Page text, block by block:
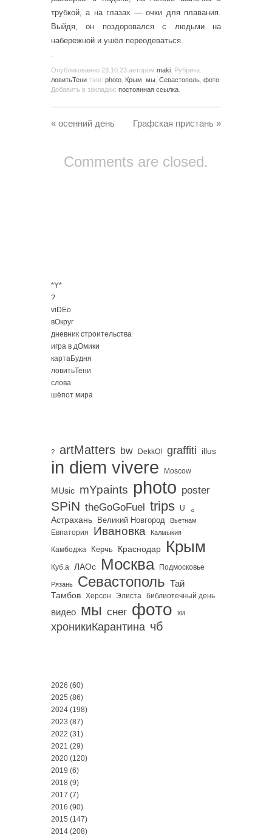
трубкой, а на глазах — очки для плавания.
Выйдя, он поздоровался с людьми на
набережной и ушёл переодеваться.
Опубликованно 23.10.23 автором maki . Рубрика:
ловитьТени тэги: photo Крым мы Севастополь фото
Добавить в закладки: постоянная ссылка
« осенний день Графская пристань »
Comments are closed.
*Y*
?
viDEo
вОкруг
дневник строительства
игра в дОмики
картаБудня
ловитьТени
слова
шёпот мира
? artMatters bw DekkO! graffiti illus
in diem vivere Moscow
MUsic mYpaints photo poster
SPiN theGoGoFuel trips U 。
Астрахань Великий Новгород Вьетнам
Евпатория Ивановка Калмыкия
Камбоджа Керчь Краснодар Крым
Куб.а ЛАОс Москва Подмосковье
Рязань Севастополь Тай
Тамбов Херсон Элиста библиотечный день
видео мы снег фото хи
хроникиКарантина чб
2026 (60)
2025 (86)
2024 (198)
2023 (87)
2022 (31)
2021 (29)
2020 (120)
2019 (6)
2018 (9)
2017 (7)
2016 (90)
2015 (147)
2014 (208)